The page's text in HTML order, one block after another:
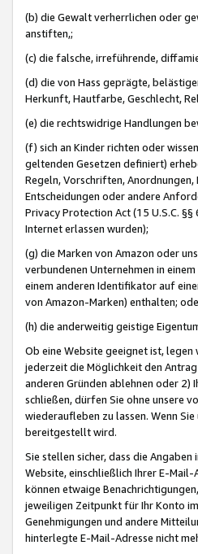
(b) die Gewalt verherrlichen oder
anstiften,;
(c) die falsche, irreführende,
(d) die von Hass geprägte,
Herkunft, Hautfarbe, Geschlecht,
(e) die rechtswidrige Handlungen
(f) sich an Kinder richten oder
geltenden Gesetzen definiert)
Regeln, Vorschriften,
Entscheidungen oder andere
Privacy Protection Act (15 U.S.C.
Internet erlassen wurden);
(g) die Marken von Amazon oder
verbundenen Unternehmen in
einem anderen Identifikator auf
von Amazon-Marken) enthalten;
(h) die anderweitig geistige
Ob eine Website geeignet ist,
jederzeit die Möglichkeit den
anderen Gründen ablehnen oder 2)
schließen, dürfen Sie ohne unsere
wiederaufleben zu lassen. Wenn
bereitgestellt wird.
Sie stellen sicher, dass die
Website, einschließlich Ihrer E-
können etwaige
jeweiligen Zeitpunkt für Ihr Konto
Genehmigungen und andere
hinterlegte E-Mail-Adresse nicht